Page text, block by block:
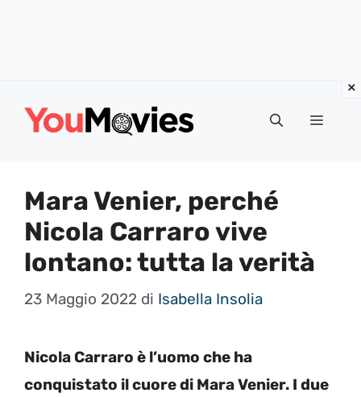
Menu
Mara Venier, perché
Nicola Carraro vive
lontano: tutta la verità
23 Maggio 2022 di Isabella Insolia
Nicola Carraro è l’uomo che ha
conquistato il cuore di Mara Venier. I due